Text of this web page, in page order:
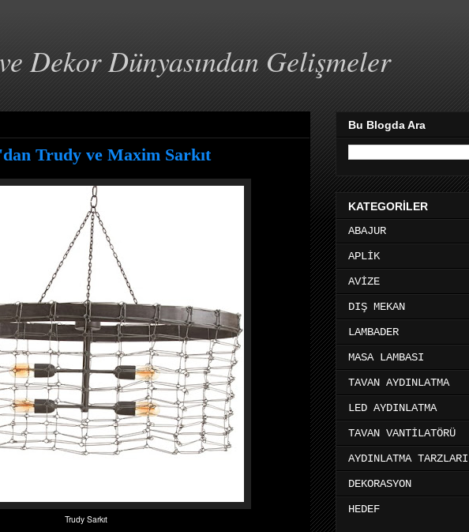
Dekor Dünyasından Gelişmeler
Trudy ve Maxim Sarkıt
Trudy Sarkıt
Bu Blogda Ara
KATEGORİLER
ABAJUR
APLİK
AVİZE
DIŞ MEKAN
LAMBADER
MASA LAMBASI
TAVAN AYDINLATMA
LED AYDINLATMA
TAVAN VANTİLATÖRÜ
AYDINLATMA TARZLARI
DEKORASYON
HEDEF